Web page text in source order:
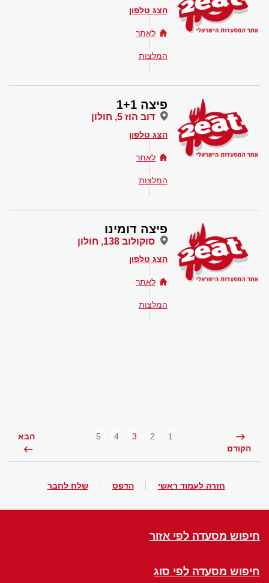
הצג טלפון
לאתר
המלצות
פיצה 1+1
דוב הוז 5, חולון
הצג טלפון
לאתר
המלצות
פיצה דומינו
סוקולוב 138, חולון
הצג טלפון
לאתר
המלצות
הקודם
1
2
3
4
5 הבא
חזרה לעמוד ראשי הדפס שלח לחבר
חיפוש מסעדה לפי אזור
חיפוש מסעדה לפי סוג